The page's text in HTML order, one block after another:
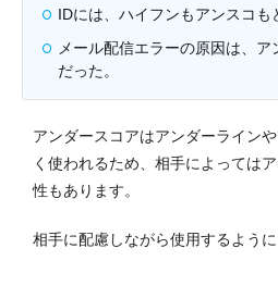
IDには、ハイフンもアンスコも
メール配信エラーの原因は、
だった。
アンダースコアはアンダーライン
く使われるため、相手によっては
性もあります。
相手に配慮しながら使用するように